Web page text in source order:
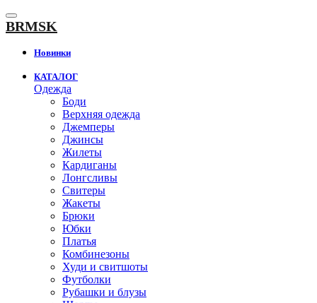
К
содержанию
BRMSK
Новинки
КАТАЛОГ
Одежда
Боди
Верхняя одежда
Джемперы
Джинсы
Жилеты
Кардиганы
Лонгсливы
Свитеры
Жакеты
Брюки
Юбки
Платья
Комбинезоны
Худи и свитшоты
Футболки
Рубашки и блузы